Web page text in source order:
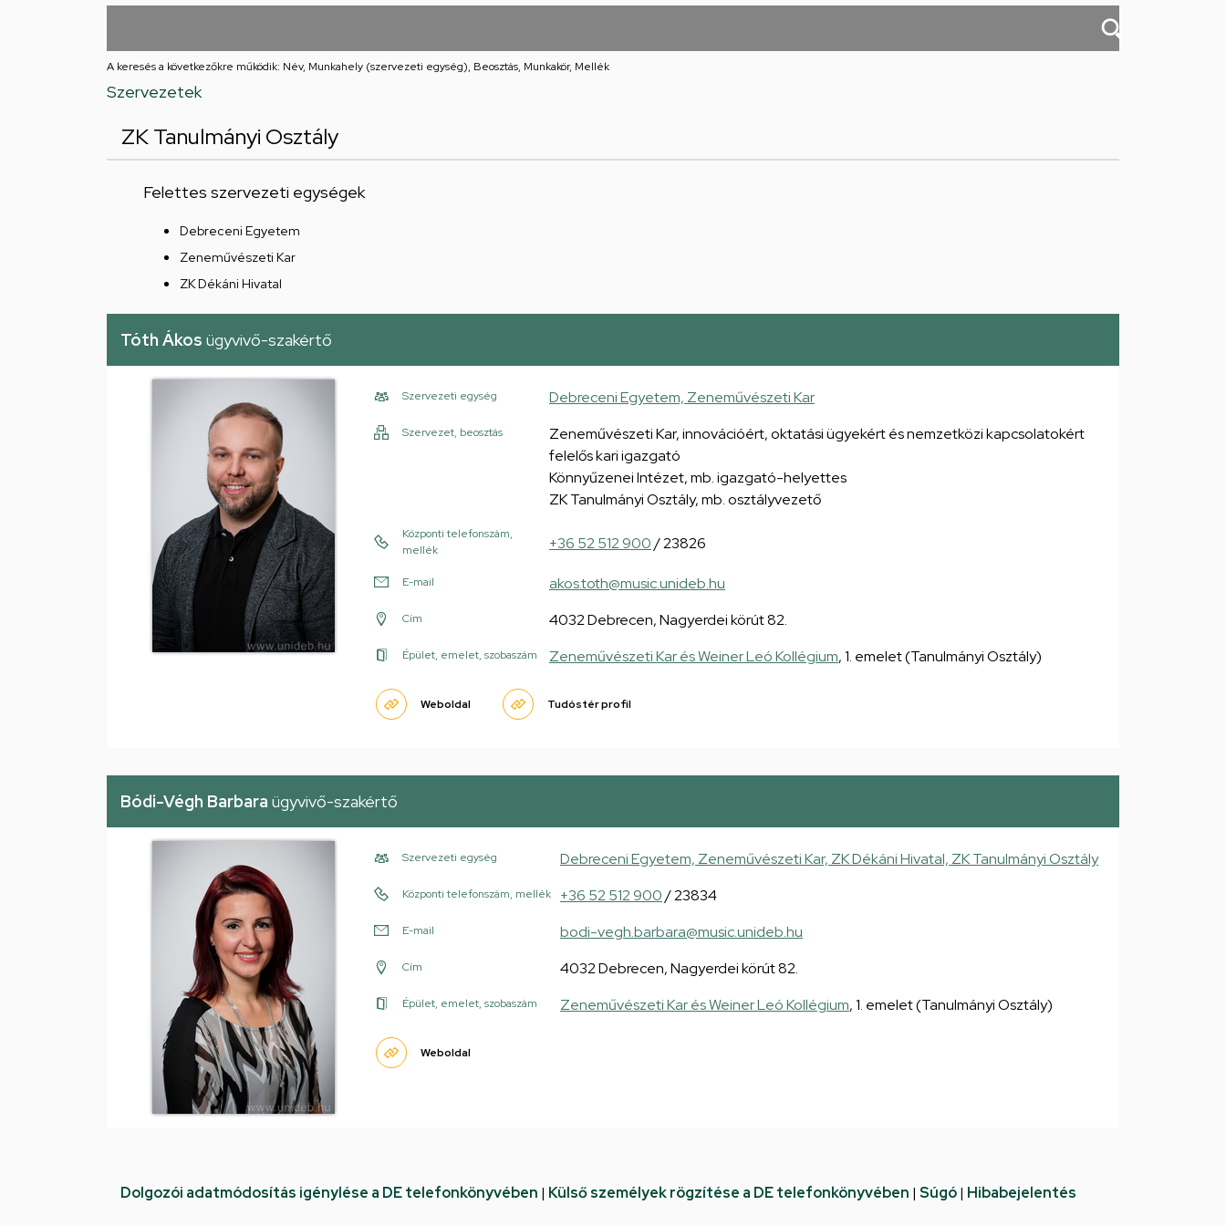
feladatellátási
A keresés a következőkre működik: Név, Munkahely (szervezeti egység), Beosztás, Munkakör, Mellék
Szervezetek
ZK Tanulmányi Osztály
Felettes szervezeti egységek
Debreceni Egyetem
Zeneművészeti Kar
ZK Dékáni Hivatal
Tóth Ákos ügyvivő-szakértő
Szervezeti egység Debreceni Egyetem, Zeneművészeti Kar
Szervezet, beosztás
Zeneművészeti Kar, innovációért, oktatási ügyekért és nemzetközi kapcsolatokért
felelős kari igazgató
Könnyűzenei Intézet, mb. igazgató-helyettes
ZK Tanulmányi Osztály, mb. osztályvezető
Központi telefonszám,
mellék
+36 52 512 900/ 23826
E-mail akos.toth@music.unideb.hu
Cím 4032 Debrecen, Nagyerdei körút 82.
Épület, emelet, szobaszám Zeneművészeti Kar és Weiner Leó Kollégium, 1. emelet (Tanulmányi Osztály)
Weboldal Tudóstér profil
Bódi-Végh Barbara ügyvivő-szakértő
Szervezeti egység Debreceni Egyetem, Zeneművészeti Kar, ZK Dékáni Hivatal, ZK Tanulmányi Osztály
Központi telefonszám, mellék +36 52 512 900/ 23834
E-mail bodi-vegh.barbara@music.unideb.hu
Cím 4032 Debrecen, Nagyerdei körút 82.
Épület, emelet, szobaszám Zeneművészeti Kar és Weiner Leó Kollégium, 1. emelet (Tanulmányi Osztály)
Weboldal
Dolgozói adatmódosítás igénylése a DE telefonkönyvében | Külső személyek rögzítése a DE telefonkönyvében | Súgó| Hibabejelentés